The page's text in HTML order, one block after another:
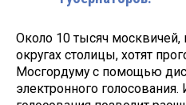
Около 10 тысяч
округах столицы, хотят
Мосгордуму с помощью
электронного голосования.